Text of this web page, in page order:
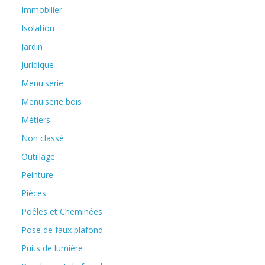
Immobilier
Isolation
Jardin
Juridique
Menuiserie
Menuiserie bois
Métiers
Non classé
Outillage
Peinture
Pièces
Poêles et Cheminées
Pose de faux plafond
Puits de lumière